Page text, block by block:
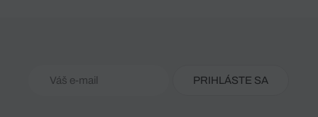
PRIHLÁSTE SA